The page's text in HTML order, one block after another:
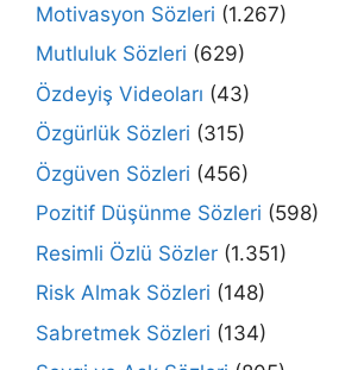
Motivasyon Sözleri (1.267)
Mutluluk Sözleri (629)
Özdeyiş Videoları (43)
Özgürlük Sözleri (315)
Özgüven Sözleri (456)
Pozitif Düşünme Sözleri (598)
Resimli Özlü Sözler (1.351)
Risk Almak Sözleri (148)
Sabretmek Sözleri (134)